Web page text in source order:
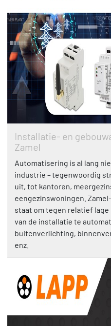
Installatie- en
Zamel
Automatisering is al lang
industrie – tegenwoordig
uit, tot kantoren,
eengezinswoningen.
staat om tegen relatief
van de installatie te
buitenverlichting,
enz.